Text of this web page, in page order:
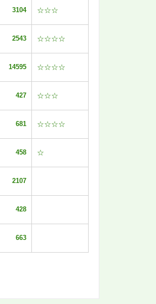
3104 ☆☆☆
2543 ☆☆☆☆
14595 ☆☆☆☆
427 ☆☆☆
681 ☆☆☆☆
458 ☆
2107
428
663